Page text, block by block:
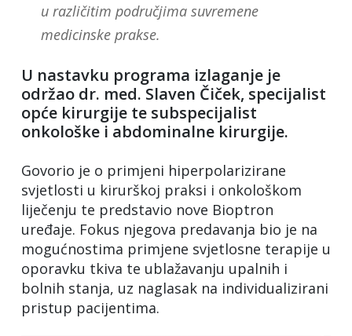
u različitim područjima suvremene
medicinske prakse.
U nastavku programa izlaganje je
održao dr. med. Slaven Čiček, specijalist
opće kirurgije te subspecijalist
onkološke i abdominalne kirurgije.
Govorio je o primjeni hiperpolarizirane
svjetlosti u kirurškoj praksi i onkološkom
liječenju te predstavio nove Bioptron
uređaje. Fokus njegova predavanja bio je na
mogućnostima primjene svjetlosne terapije u
oporavku tkiva te ublažavanju upalnih i
bolnih stanja, uz naglasak na individualizirani
pristup pacijentima.